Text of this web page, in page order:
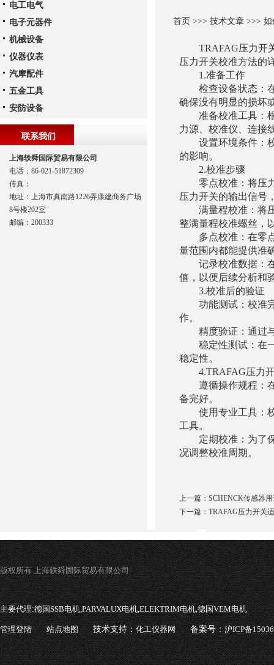
首页 >>> 技术文章>>> 如
TRAFAG压力开
压力开关校准方法的
1.准备工作
检查设备状态：在
确保没有明显的损坏
准备校准工具：根
力源、校准仪、连接
设置环境条件：校
的影响。
2.校准步骤
零点校准：将压力
压力开关的输出信号
满量程校准：将压
整满量程校准螺丝，
多点校准：在零点
量范围内都能提供准
记录校准数据：在
值，以便后续分析和
3.校准后的验证
功能测试：校准完
作。
精度验证：通过与
稳定性测试：在一
稳定性。
4.TRAFAG压力开
遵循操作规程：在
备完好。
使用专业工具：校
工具。
定期校准：为了保
况调整校准周期。
上一篇： SCHENCK传感器
下一篇： TRAFAG压力开关
电工电气
电子元器件
机械设备
仪器仪表
汽摩配件
五金工具
安防设备
联系我们
上海轶舜国际贸易有限公司
电话：86-021-51872309
传真：
地址：上海市真南路1226弄康建商务广场
8号楼202室
邮编：200333
版权所有 上海轶舜国际贸易有限公司
主要代理:德国SSB电机,PARVALUX电机,ELEKTRIM电机,德国VEM电机
管理登陆 站点地图 技术支持：化工仪器网 备案号：沪ICP备